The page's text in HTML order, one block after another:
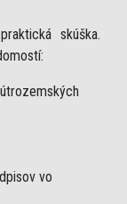
skúška.
vo